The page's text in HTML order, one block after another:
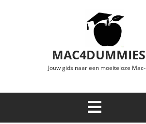
Jouw gids naar een moeiteloze
Openen